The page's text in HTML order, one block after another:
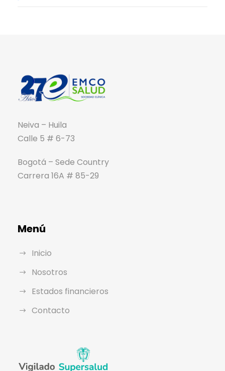
Neiva – Huila
Calle 5 # 6-73
Bogotá – Sede Country
Carrera 16A # 85-29
Menú
Inicio
Nosotros
Estados financieros
Contacto